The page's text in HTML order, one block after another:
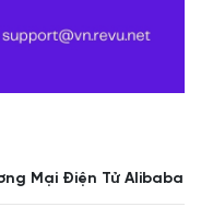
Mại Điện Tử Alibaba